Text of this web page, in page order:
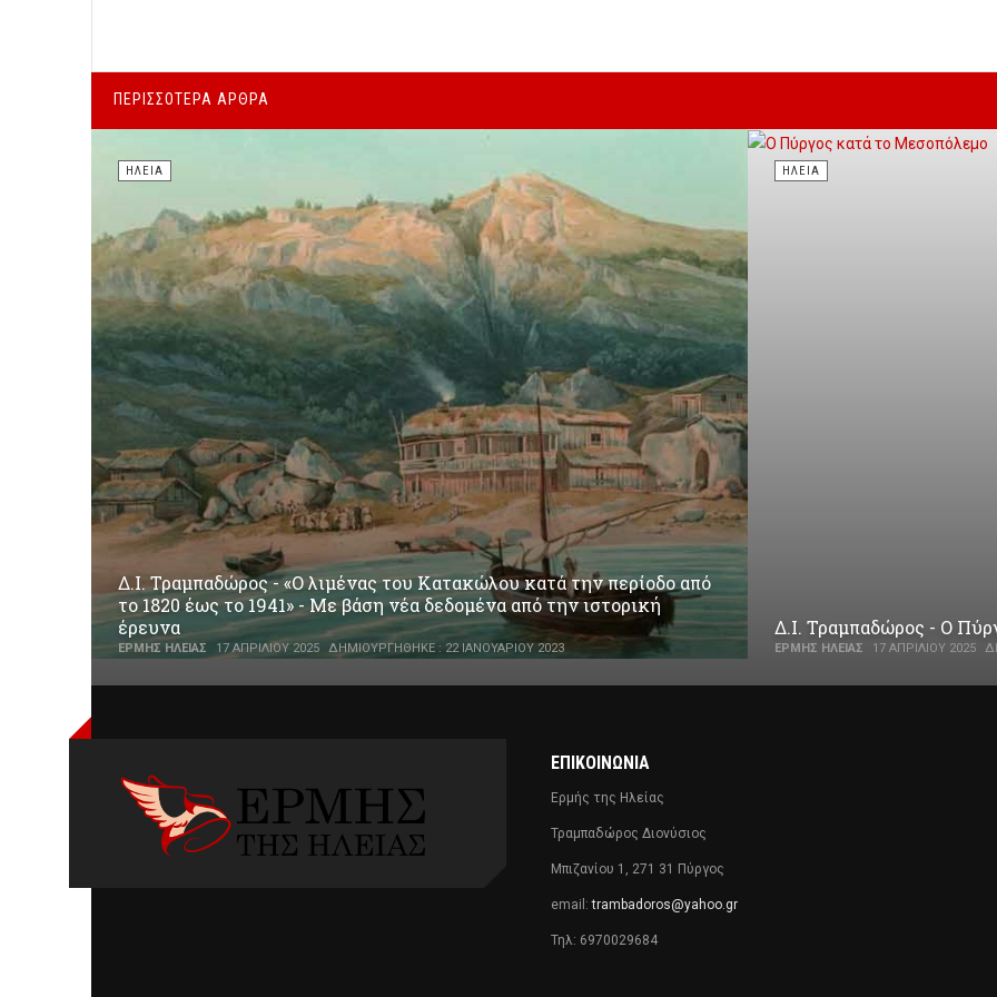
ΠΕΡΙΣΣΌΤΕΡΑ ΆΡΘΡΑ
ΗΛΕΊΑ
Δ.Ι. Τραμπαδώρος - «Ο λιμένας του Κατακώλου κατά την περίοδο από
το 1820 έως το 1941» - Με βάση νέα δεδομένα από την ιστορική
έρευνα
ΕΡΜΉΣ ΗΛΕΊΑΣ 17 ΑΠΡΙΛΊΟΥ 2025 ΔΗΜΙΟΥΡΓΉΘΗΚΕ : 22 ΙΑΝΟΥΑΡΊΟΥ 2023
ΗΛΕΊΑ
Δ.Ι. Τραμπαδώρος - Ο
ΕΡΜΉΣ ΗΛΕΊΑΣ 17 ΑΠΡΙΛΊΟΥ 2025
ΕΠΙΚΟΙΝΩΝΊΑ
Ερμής της Ηλείας
Τραμπαδώρος Διονύσιος
Μπιζανίου 1, 271 31 Πύργος
email:trambadoros@yahoo.gr
Τηλ: 6970029684